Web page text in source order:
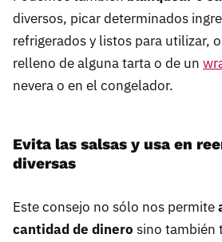
diversos, picar determinados
refrigerados y listos para utilizar,
relleno de alguna tarta o de un
nevera o en el congelador.
Evita las salsas y usa en
diversas
Este consejo no sólo nos permite
cantidad de dinero sino también